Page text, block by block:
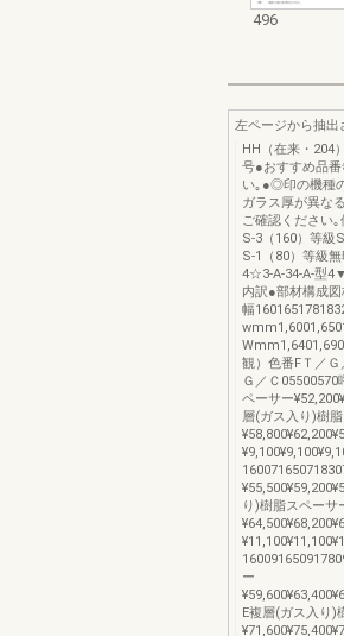
496
左ページから抽出
HH（在来・204
号●おすすめ品
い｡●◎印の機種
ガラス厚が異な
ご確認ください
S-3（160）等級
S-1（80）等級
4☆3-A-34-A-型
内訳●部材構
幅
観）色番FＴ／Ｇ
Ｇ／Ｃ
ペーサー
層(ガス入り)樹
り)樹脂スペーサ
ー
E複層(ガス入り)